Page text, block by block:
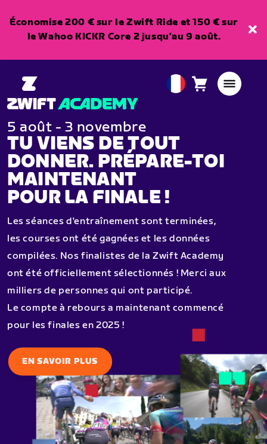
Économise 200 € sur le Zwift Ride et 150 € sur
le Wahoo KICKR Core 2 jusqu'au 9 août.
EuropeanPanier0
5 août - 3 novembre
TU VIENS DE TOUT
DONNER. PRÉPARE-TOI
MAINTENANT
POUR LA FINALE !
Les séances d'entraînement sont terminées,
les courses ont été gagnées et les données
compilées. Nos finalistes de la Zwift Academy
ont été officiellement sélectionnés ! Merci aux
milliers de personnes qui ont participé.
Le compte à rebours a maintenant commencé
pour les finales en 2025 !
EN SAVOIR PLUS